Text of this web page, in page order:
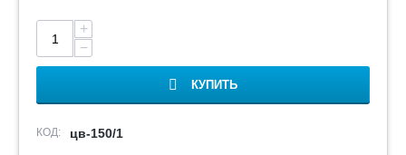
+
−
КУПИТЬ
КОД: цв-150/1